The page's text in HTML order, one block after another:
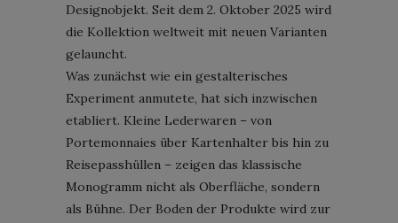
Designobjekt. Seit dem 2. Oktober 2025 wird
die Kollektion weltweit mit neuen Varianten
gelauncht.
Was zunächst wie ein gestalterisches
Experiment anmutete, hat sich inzwischen
etabliert. Kleine Lederwaren – von
Portemonnaies über Kartenhalter bis hin zu
Reisepasshüllen – zeigen das klassische
Monogramm nicht als Oberfläche, sondern
als Bühne. Der Boden der Produkte wird zur